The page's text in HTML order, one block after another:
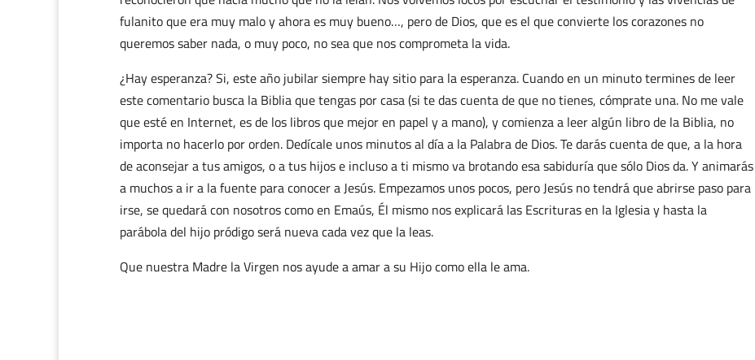
fulanito que era muy malo y ahora es muy bueno…, pero de Dios, que es el que convierte los corazones no
queremos saber nada, o muy poco, no sea que nos comprometa la vida.
¿Hay esperanza? Si, este año jubilar siempre hay sitio para la esperanza. Cuando en un minuto termines de leer
este comentario busca la Biblia que tengas por casa (si te das cuenta de que no tienes, cómprate una. No me vale
que esté en Internet, es de los libros que mejor en papel y a mano), y comienza a leer algún libro de la Biblia, no
importa no hacerlo por orden. Dedícale unos minutos al día a la Palabra de Dios. Te darás cuenta de que, a la hora
de aconsejar a tus amigos, o a tus hijos e incluso a ti mismo va brotando esa sabiduría que sólo Dios da. Y animarás
a muchos a ir a la fuente para conocer a Jesús. Empezamos unos pocos, pero Jesús no tendrá que abrirse paso para
irse, se quedará con nosotros como en Emaús, Él mismo nos explicará las Escrituras en la Iglesia y hasta la
parábola del hijo pródigo será nueva cada vez que la leas.
Que nuestra Madre la Virgen nos ayude a amar a su Hijo como ella le ama.